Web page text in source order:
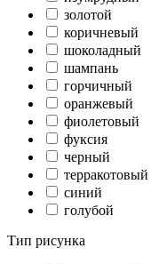
золотой
коричневый
шоколадный
шампань
горчичный
оранжевый
фиолетовый
фуксия
черный
терракотовый
синий
голубой
Тип рисунка